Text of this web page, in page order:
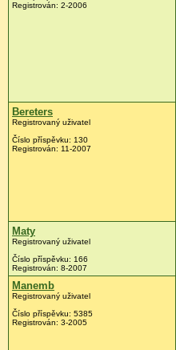
Registrován: 2-2006
Bereters
Registrovaný uživatel
Číslo příspěvku: 130
Registrován: 11-2007
Maty
Registrovaný uživatel
Číslo příspěvku: 166
Registrován: 8-2007
Manemb
Registrovaný uživatel
Číslo příspěvku: 5385
Registrován: 3-2005